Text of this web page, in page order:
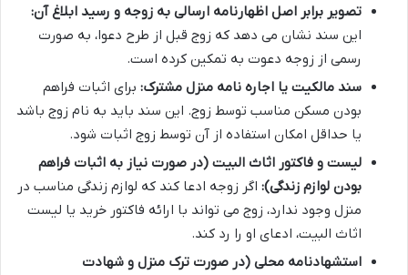
تصویر برابر اصل اظهارنامه ارسالی به زوجه و رسید ابلاغ آن:
این سند نشان می دهد که زوج قبل از طرح دعوا، به صورت
رسمی از زوجه دعوت به تمکین کرده است.
سند مالکیت یا اجاره نامه منزل مشترک: برای اثبات فراهم
بودن مسکن مناسب توسط زوج. این سند باید به نام زوج باشد
یا حداقل امکان استفاده از آن توسط زوج اثبات شود.
لیست و فاکتور اثاث البیت (در صورت نیاز به اثبات فراهم
بودن لوازم زندگی): اگر زوجه ادعا کند که لوازم زندگی مناسب در
منزل وجود ندارد، زوج می تواند با ارائه فاکتور خرید یا لیست
اثاث البیت، ادعای او را رد کند.
استشهادنامه محلی (در صورت ترک منزل و شهادت